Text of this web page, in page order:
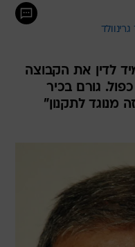
לדין את הקבוצה
גורם בכיר
מנוגד לתקנון"